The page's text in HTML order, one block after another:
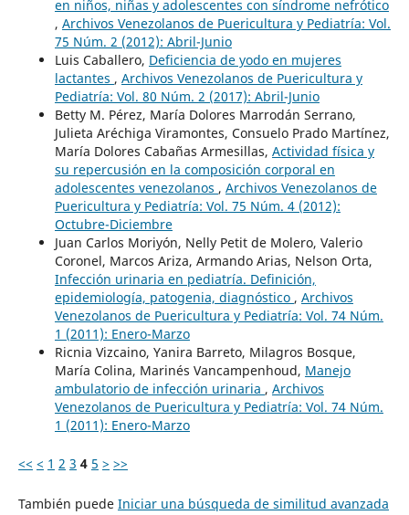
en niños, niñas y adolescentes con síndrome nefrótico
, Archivos Venezolanos de Puericultura y Pediatría: Vol.
75 Núm. 2 (2012): Abril-Junio
Luis Caballero, Deficiencia de yodo en mujeres
lactantes , Archivos Venezolanos de Puericultura y
Pediatría: Vol. 80 Núm. 2 (2017): Abril-Junio
Betty M. Pérez, María Dolores Marrodán Serrano,
Julieta Aréchiga Viramontes, Consuelo Prado Martínez,
María Dolores Cabañas Armesillas, Actividad física y
su repercusión en la composición corporal en
adolescentes venezolanos , Archivos Venezolanos de
Puericultura y Pediatría: Vol. 75 Núm. 4 (2012):
Octubre-Diciembre
Juan Carlos Moriyón, Nelly Petit de Molero, Valerio
Coronel, Marcos Ariza, Armando Arias, Nelson Orta,
Infección urinaria en pediatría. Definición,
epidemiología, patogenia, diagnóstico , Archivos
Venezolanos de Puericultura y Pediatría: Vol. 74 Núm.
1 (2011): Enero-Marzo
Ricnia Vizcaino, Yanira Barreto, Milagros Bosque,
María Colina, Marinés Vancampenhoud, Manejo
ambulatorio de infección urinaria , Archivos
Venezolanos de Puericultura y Pediatría: Vol. 74 Núm.
1 (2011): Enero-Marzo
<< < 1 2 3 4 5 > >>
También puede Iniciar una búsqueda de similitud avanzada